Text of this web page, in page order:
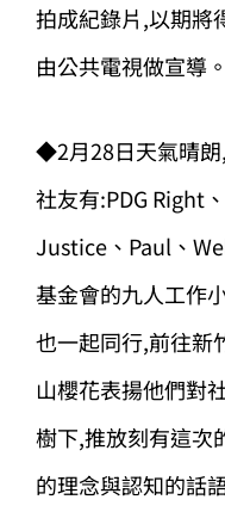
拍成紀錄片,以期將
由公共電視做宣導。
◆2月28日天氣晴
社友有:PDG Right
Justice、Paul、
基金會的九人工作
也一起同行,前往新
山櫻花表揚他們對
樹下,推放刻有這次
的理念與認知的話